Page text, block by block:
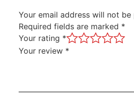
Your email address will not be
Required fields are marked *
Your rating *
Your review *